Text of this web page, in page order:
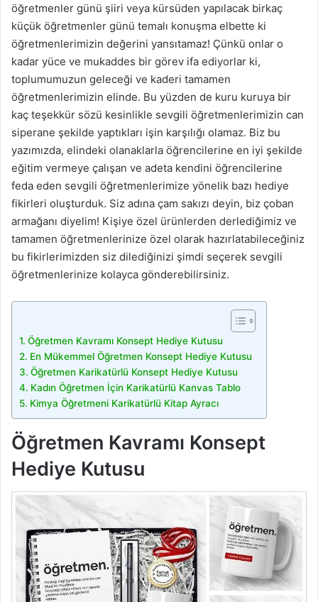
öğretmenler günü şiiri veya kürsüden yapılacak birkaç
küçük öğretmenler günü temalı konuşma elbette ki
öğretmenlerimizin değerini yansıtamaz! Çünkü onlar o
kadar yüce ve mukaddes bir görev ifa ediyorlar ki,
toplumumuzun geleceği ve kaderi tamamen
öğretmenlerimizin elinde. Bu yüzden de kuru kuruya bir
kaç teşekkür sözü kesinlikle sevgili öğretmenlerimizin can
siperane şekilde yaptıkları işin karşılığı olamaz. Biz bu
yazımızda, elindeki olanaklarla öğrencilerine en iyi şekilde
eğitim vermeye çalışan ve adeta kendini öğrencilerine
feda eden sevgili öğretmenlerimize yönelik bazı hediye
fikirleri oluşturduk. Siz adına çam sakızı deyin, biz çoban
armağanı diyelim! Kişiye özel ürünlerden derlediğimiz ve
tamamen öğretmenlerinize özel olarak hazırlatabileceğiniz
bu fikirlerimizden siz dilediğinizi şimdi seçerek sevgili
öğretmenlerinize kolayca gönderebilirsiniz.
Öğretmen Kavramı Konsept Hediye Kutusu
En Mükemmel Öğretmen Konsept Hediye Kutusu
Öğretmen Karikatürlü Konsept Hediye Kutusu
Kadın Öğretmen İçin Karikatürlü Kanvas Tablo
Kimya Öğretmeni Karikatürlü Kitap Ayracı
Öğretmen Kavramı Konsept
Hediye Kutusu